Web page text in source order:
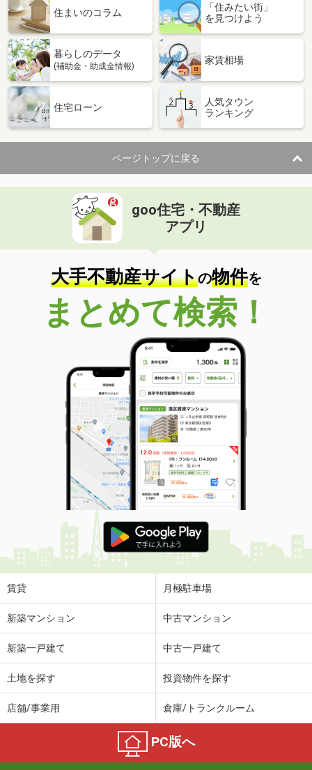
住まいのコラム
「住みたい街」
を見つけよう
暮らしのデータ
(補助金・助成金情報)
家賃相場
住宅ローン
人気タウン
ランキング
ページトップに戻る
goo住宅・不動産
アプリ
大手不動産サイトの物件を
まとめて検索！
賃貸 月極駐車場
新築マンション 中古マンション
新築一戸建て 中古一戸建て
土地を探す 投資物件を探す
店舗/事業用 倉庫/トランクルーム
PC版へ